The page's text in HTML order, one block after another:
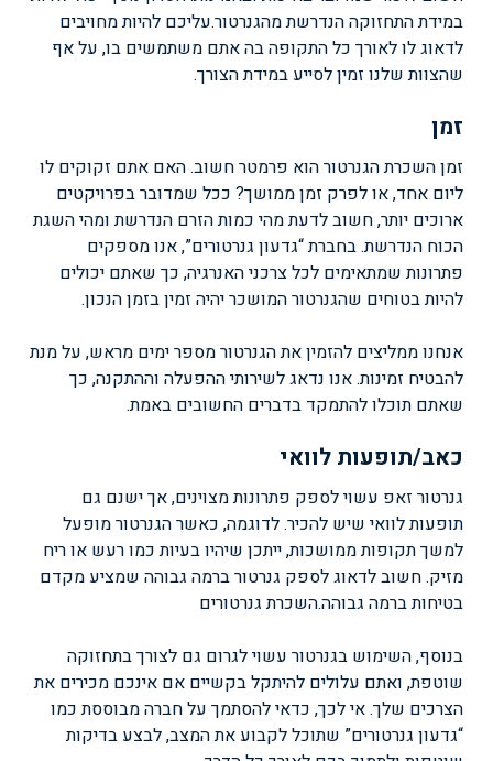
במידת התחזוקה הנדרשת מהגנרטור.עליכם להיות מחויבים
לדאוג לו לאורך כל התקופה בה אתם משתמשים בו, על אף
שהצוות שלנו זמין לסייע במידת הצורך.
זמן
זמן השכרת הגנרטור הוא פרמטר חשוב. האם אתם זקוקים לו
ליום אחד, או לפרק זמן ממושך? ככל שמדובר בפרויקטים
ארוכים יותר, חשוב לדעת מהי כמות הזרם הנדרשת ומהי השגת
הכוח הנדרשת. בחברת “גדעון גנרטורים”, אנו מספקים
פתרונות שמתאימים לכל צרכני האנרגיה, כך שאתם יכולים
להיות בטוחים שהגנרטור המושכר יהיה זמין בזמן הנכון.
אנחנו ממליצים להזמין את הגנרטור מספר ימים מראש, על מנת
להבטיח זמינות. אנו נדאג לשירותי ההפעלה וההתקנה, כך
שאתם תוכלו להתמקד בדברים החשובים באמת.
כאב/תופעות לוואי
גנרטור זאפ עשוי לספק פתרונות מצוינים, אך ישנם גם
תופעות לוואי שיש להכיר. לדוגמה, כאשר הגנרטור מופעל
למשך תקופות ממושכות, ייתכן שיהיו בעיות כמו רעש או ריח
מזיק. חשוב לדאוג לספק גנרטור ברמה גבוהה שמציע מקדם
בטיחות ברמה גבוהה.השכרת גנרטורים
בנוסף, השימוש בגנרטור עשוי לגרום גם לצורך בתחזוקה
שוטפת, ואתם עלולים להיתקל בקשיים אם אינכם מכירים את
הצרכים שלך. אי לכך, כדאי להסתמך על חברה מבוססת כמו
“גדעון גנרטורים” שתוכל לקבוע את המצב, לבצע בדיקות